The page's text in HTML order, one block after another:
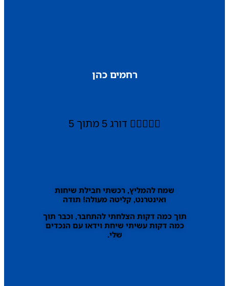
רחמים כהן
 דורג 5 מתוך 5
שמח להמליץ, רכשתי חבילת שיחות
ואינטרנט, קליטה מעולה! תודה
תוך כמה דקות הצלחתי להתחבר, וכבר תוך
כמה דקות עשיתי שיחת וידאו עם הנכדים
שלי.